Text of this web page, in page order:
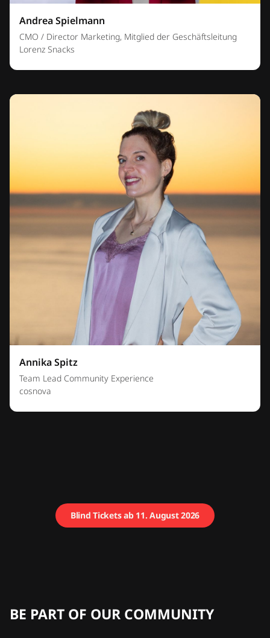
Andrea Spielmann
CMO / Director Marketing, Mitglied der Geschäftsleitung
Lorenz Snacks
Annika Spitz
Team Lead Community Experience
cosnova
Blind Tickets ab 11. August 2026
BE PART OF OUR COMMUNITY